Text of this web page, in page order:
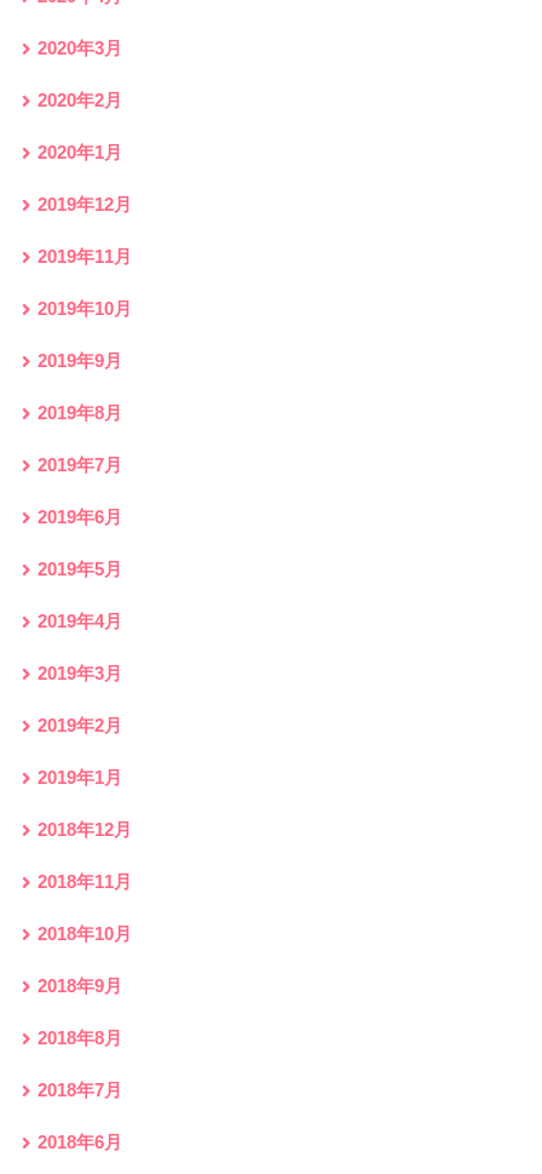
2020年3月
2020年2月
2020年1月
2019年12月
2019年11月
2019年10月
2019年9月
2019年8月
2019年7月
2019年6月
2019年5月
2019年4月
2019年3月
2019年2月
2019年1月
2018年12月
2018年11月
2018年10月
2018年9月
2018年8月
2018年7月
2018年6月